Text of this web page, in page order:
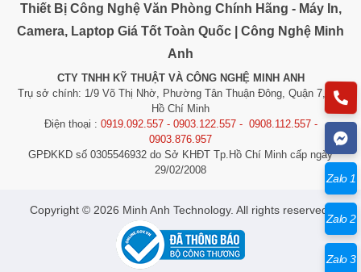
Điều kiện
hoạt động
-30 °C ~ 60 °C (-22 °F ~ 140 °F)
95% hoặc ít hơn (không ngưng tụ)
Nguồn điện
12 VDC ± 25% PoE (802.3at, lớp 4)
Tiêu thụ điện
12 VDC, 0.6 A, tối đa 7.2W; PoE:
(802.3af, 36 V-57 V), 0.3 A đến 0.2 A, tối
đa 8.7W
Camera: Φ105 × 278 mm (Φ4.1″ ×
10.9″), Với hộp: 386 × 156 × 155 mm
(15.20″ × 6.14″ × 6.10″)
Thiết Bị Công Nghệ Văn Phòng Chính Hãng - Máy In,
Camera, Laptop Giá Tốt Toàn Quốc | Công Nghệ Minh
Anh
CTY TNHH KỸ THUẬT VÀ CÔNG NGHỆ MINH ANH
Trụ sở chính: 1/9 Võ Thị Nhờ, Phường Tân Thuận Đông, Quận 7, TP.
Hồ Chí Minh
Điện thoại : 0919.092.557 - 0903.122.557 - 0908.112.557 -
0903.876.957
GPĐKKD số 0305546932 do Sở KHĐT Tp.Hồ Chí Minh cấp ngày
29/02/2008
​​​​​​Copyright © 2026 Minh Anh Technology. All rights reserved.
Zalo 1
Zalo 2
Zalo 3